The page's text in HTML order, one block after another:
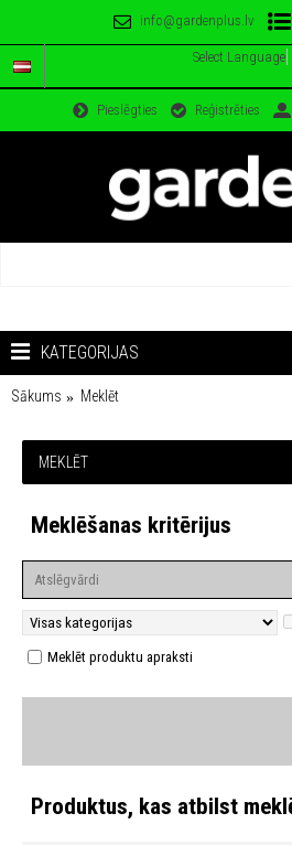
info@gardenplus.lv
Select Language
Pieslēgties Reģistrēties
KATEGORIJAS
Sākums Meklēt
MEKLĒT
Meklēšanas kritērijus
Meklēt produktu apraksti
Produktus, kas atbilst